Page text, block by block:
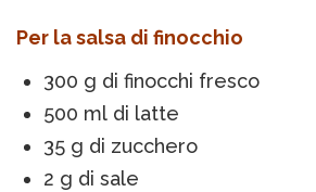
Per la salsa di finocchio
300 g di finocchi fresco
500 ml di latte
35 g di zucchero
2 g di sale